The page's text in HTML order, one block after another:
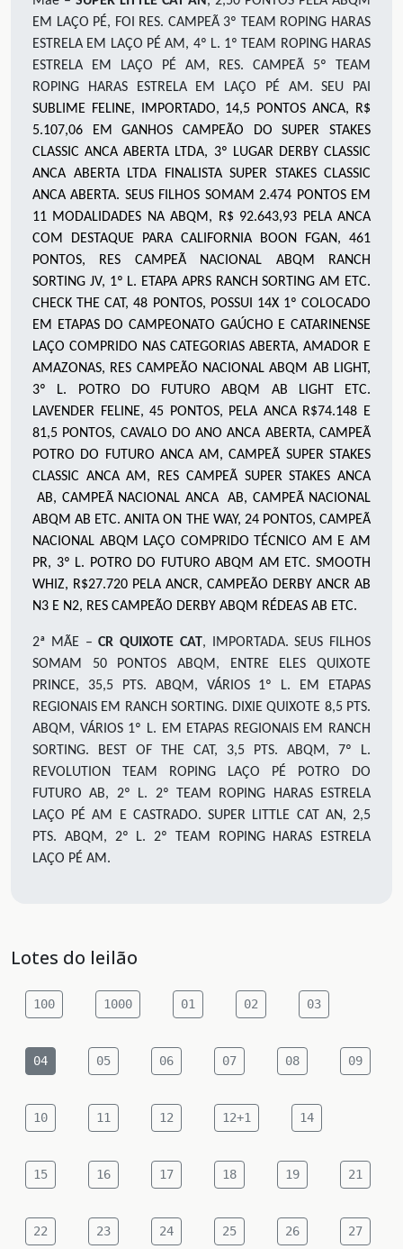
EM LAÇO PÉ, FOI RES. CAMPEÃ 3º TEAM ROPING HARAS
ESTRELA EM LAÇO PÉ AM, 4º L. 1º TEAM ROPING HARAS
ESTRELA EM LAÇO PÉ AM, RES. CAMPEÃ 5º TEAM
ROPING HARAS ESTRELA EM LAÇO PÉ AM. SEU PAI
SUBLIME FELINE, IMPORTADO, 14,5 PONTOS ANCA, R$
5.107,06 EM GANHOS CAMPEÃO DO SUPER STAKES
CLASSIC ANCA ABERTA LTDA, 3º LUGAR DERBY CLASSIC
ANCA ABERTA LTDA FINALISTA SUPER STAKES CLASSIC
ANCA ABERTA. SEUS FILHOS SOMAM 2.474 PONTOS EM
11 MODALIDADES NA ABQM, R$ 92.643,93 PELA ANCA
COM DESTAQUE PARA CALIFORNIA BOON FGAN, 461
PONTOS, RES CAMPEÃ NACIONAL ABQM RANCH
SORTING JV, 1º L. ETAPA APRS RANCH SORTING AM ETC.
CHECK THE CAT, 48 PONTOS, POSSUI 14X 1º COLOCADO
EM ETAPAS DO CAMPEONATO GAÚCHO E CATARINENSE
LAÇO COMPRIDO NAS CATEGORIAS ABERTA, AMADOR E
AMAZONAS, RES CAMPEÃO NACIONAL ABQM AB LIGHT,
3º L. POTRO DO FUTURO ABQM AB LIGHT ETC.
LAVENDER FELINE, 45 PONTOS, PELA ANCA R$74.148 E
81,5 PONTOS, CAVALO DO ANO ANCA ABERTA, CAMPEÃ
POTRO DO FUTURO ANCA AM, CAMPEÃ SUPER STAKES
CLASSIC ANCA AM, RES CAMPEÃ SUPER STAKES ANCA
AB, CAMPEÃ NACIONAL ANCA AB, CAMPEÃ NACIONAL
ABQM AB ETC. ANITA ON THE WAY, 24 PONTOS, CAMPEÃ
NACIONAL ABQM LAÇO COMPRIDO TÉCNICO AM E AM
PR, 3º L. POTRO DO FUTURO ABQM AM ETC. SMOOTH
WHIZ, R$27.720 PELA ANCR, CAMPEÃO DERBY ANCR AB
N3 E N2, RES CAMPEÃO DERBY ABQM RÉDEAS AB ETC.
2ª MÃE –CR QUIXOTE CAT, IMPORTADA. SEUS FILHOS
SOMAM 50 PONTOS ABQM, ENTRE ELES QUIXOTE
PRINCE, 35,5 PTS. ABQM, VÁRIOS 1º L. EM ETAPAS
REGIONAIS EM RANCH SORTING. DIXIE QUIXOTE 8,5 PTS.
ABQM, VÁRIOS 1º L. EM ETAPAS REGIONAIS EM RANCH
SORTING. BEST OF THE CAT, 3,5 PTS. ABQM, 7º L.
REVOLUTION TEAM ROPING LAÇO PÉ POTRO DO
FUTURO AB, 2º L. 2º TEAM ROPING HARAS ESTRELA
LAÇO PÉ AM E CASTRADO. SUPER LITTLE CAT AN, 2,5
PTS. ABQM, 2º L. 2º TEAM ROPING HARAS ESTRELA
LAÇO PÉ AM.
Lotes do leilão
100 1000 01 02 03
04 05 06 07 08 09
10 11 12 12+1 14
15 16 17 18 19 21
22 23 24 25 26 27